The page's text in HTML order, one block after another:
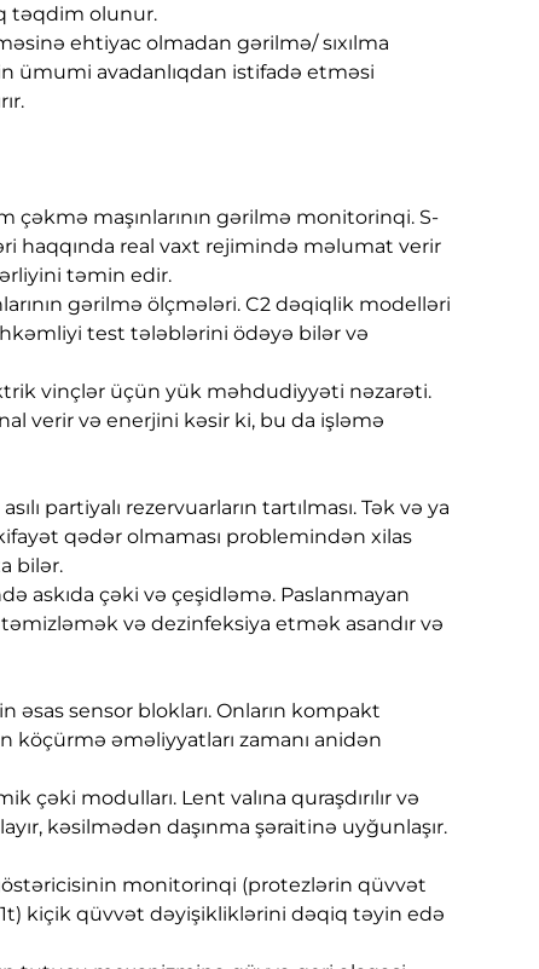
təqdim olunur.
ehtiyac olmadan gərilmə/ sıxılma
ümumi avadanlıqdan istifadə etməsi
çəkmə maşınlarının gərilmə monitorinqi. S-
haqqında real vaxt rejimində məlumat verir
təmin edir.
gərilmə ölçmələri. C2 dəqiqlik modelləri
test tələblərini ödəyə bilər və
vinçlər üçün yük məhdudiyyəti nəzarəti.
verir və enerjini kəsir ki, bu da işləmə
partiyalı rezervuarların tartılması. Tək və ya
qədər olmaması problemindən xilas
bilər.
askıda çəki və çeşidləmə. Paslanmayan
və dezinfeksiya etmək asandır və
əsas sensor blokları. Onların kompakt
əməliyyatları zamanı anidən
çəki modulları. Lent valına quraşdırılır və
kəsilmədən daşınma şəraitinə uyğunlaşır.
monitorinqi (protezlərin qüvvət
kiçik qüvvət dəyişikliklərini dəqiq təyin edə